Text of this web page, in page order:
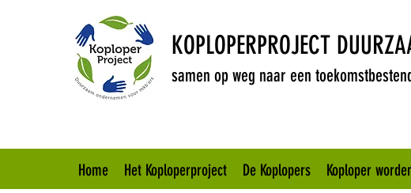
KOPLOPERPROJECT
samen op weg naar een
Home Het Koploperproject De Koplopers Koploper